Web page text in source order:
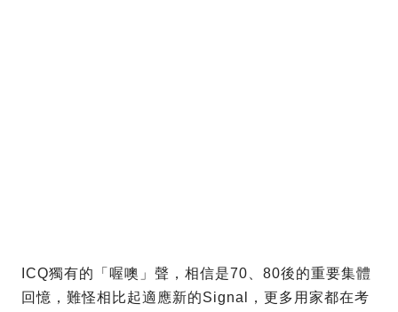
ICQ獨有的「喔噢」聲，相信是70、80後的重要集體
回憶，難怪相比起適應新的Signal，更多用家都在考